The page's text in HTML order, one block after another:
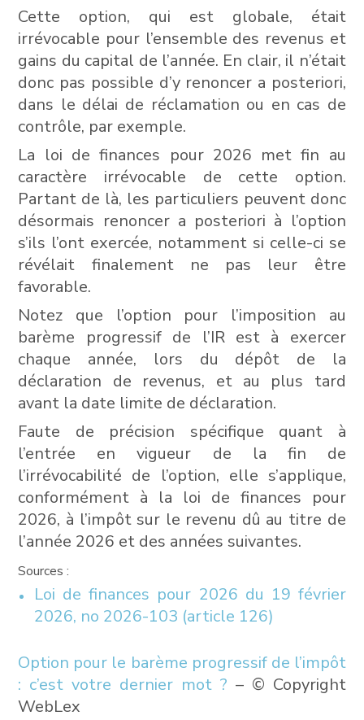
Cette option, qui est globale, était
irrévocable pour l’ensemble des revenus et
gains du capital de l’année. En clair, il n’était
donc pas possible d’y renoncer a posteriori,
dans le délai de réclamation ou en cas de
contrôle, par exemple.
La loi de finances pour 2026 met fin au
caractère irrévocable de cette option.
Partant de là, les particuliers peuvent donc
désormais renoncer a posteriori à l’option
s’ils l’ont exercée, notamment si celle-ci se
révélait finalement ne pas leur être
favorable.
Notez que l’option pour l’imposition au
barème progressif de l’IR est à exercer
chaque année, lors du dépôt de la
déclaration de revenus, et au plus tard
avant la date limite de déclaration.
Faute de précision spécifique quant à
l’entrée en vigueur de la fin de
l’irrévocabilité de l’option, elle s’applique,
conformément à la loi de finances pour
2026, à l’impôt sur le revenu dû au titre de
l’année 2026 et des années suivantes.
Sources :
Loi de finances pour 2026 du 19 février
2026, no 2026-103 (article 126)
Option pour le barème progressif de l’impôt
: c’est votre dernier mot ? – © Copyright
WebLex